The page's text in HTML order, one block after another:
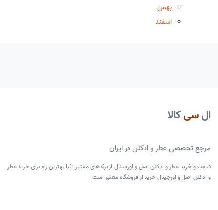
بهمن
اسفند
ال سی کالا
مرجع تخصصی عطر و ادکلن در ایران
قیمت و خرید عطر و ادکلن اصل و اورجینال از برندهای معتبر دنیا بهترین راه برای خرید عطر
و ادکلن اصل و اورجینال خرید از فروشگاه معتبر است